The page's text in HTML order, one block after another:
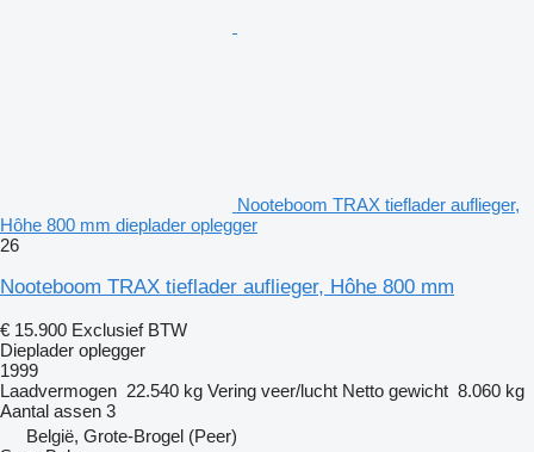
Nooteboom TRAX tieflader auflieger,
Hôhe 800 mm dieplader oplegger
26
Nooteboom TRAX tieflader auflieger, Hôhe 800 mm
€ 15.900 Exclusief BTW
Dieplader oplegger
1999
Laadvermogen 22.540 kg Vering veer/lucht Netto gewicht 8.060 kg
Aantal assen 3
België, Grote-Brogel (Peer)